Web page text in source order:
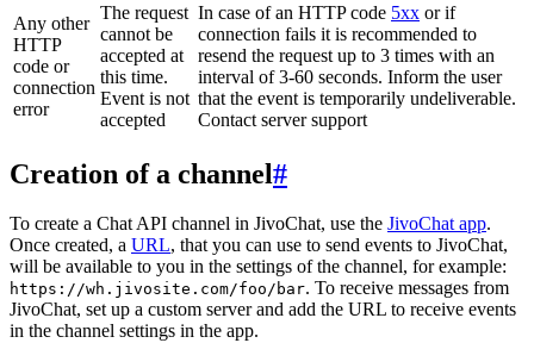
Any other
HTTP
code or
connection
error
The request
cannot be
accepted at
this time.
Event is not
accepted
In case of an HTTP code 5xx or if
connection fails it is recommended to
resend the request up to 3 times with an
interval of 3-60 seconds. Inform the user
that the event is temporarily undeliverable.
Contact server support
Creation of a channel#
To create a Chat API channel in JivoChat, use the JivoChat app.
Once created, a URL, that you can use to send events to JivoChat,
will be available to you in the settings of the channel, for example:
https://wh.jivosite.com/foo/bar. To receive messages from
JivoChat, set up a custom server and add the URL to receive events
in the channel settings in the app.